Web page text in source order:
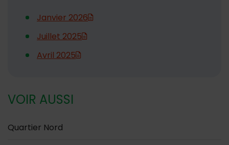
Janvier 2026
Juillet 2025
Avril 2025
VOIR AUSSI
Quartier Nord